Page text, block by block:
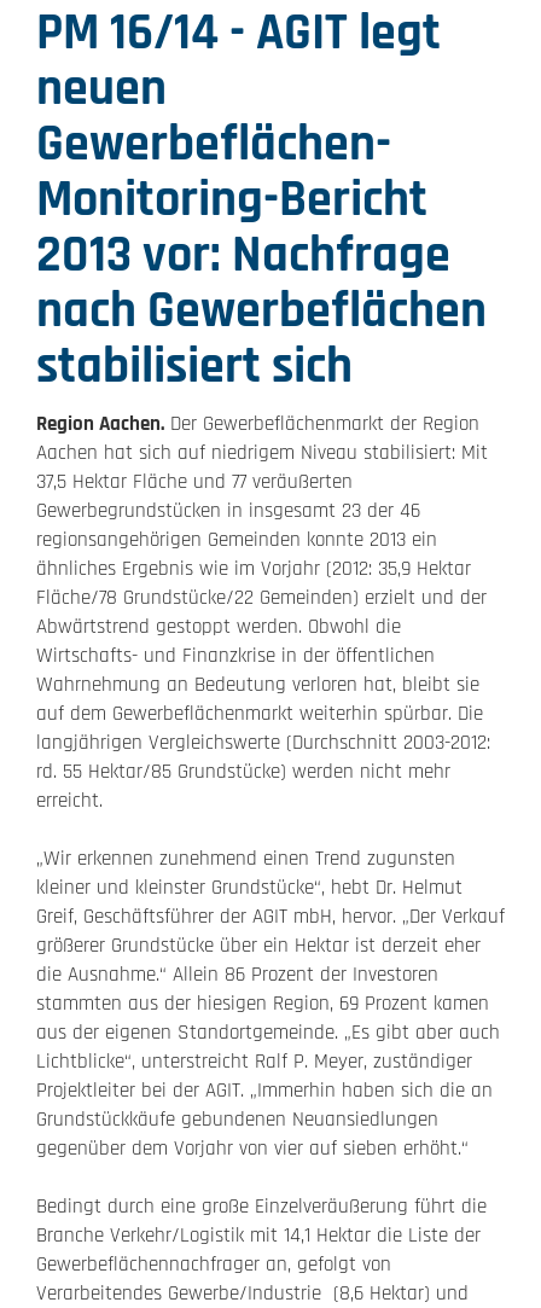
PM 16/14 - AGIT legt
neuen
Gewerbeflächen-
Monitoring-Bericht
2013 vor: Nachfrage
nach Gewerbeflächen
stabilisiert sich
Region Aachen. Der Gewerbeflächenmarkt der Region
Aachen hat sich auf niedrigem Niveau stabilisiert: Mit
37,5 Hektar Fläche und 77 veräußerten
Gewerbegrundstücken in insgesamt 23 der 46
regionsangehörigen Gemeinden konnte 2013 ein
ähnliches Ergebnis wie im Vorjahr (2012: 35,9 Hektar
Fläche/78 Grundstücke/22 Gemeinden) erzielt und der
Abwärtstrend gestoppt werden. Obwohl die
Wirtschafts- und Finanzkrise in der öffentlichen
Wahrnehmung an Bedeutung verloren hat, bleibt sie
auf dem Gewerbeflächenmarkt weiterhin spürbar. Die
langjährigen Vergleichswerte (Durchschnitt 2003-2012:
rd. 55 Hektar/85 Grundstücke) werden nicht mehr
erreicht.
„Wir erkennen zunehmend einen Trend zugunsten
kleiner und kleinster Grundstücke“, hebt Dr. Helmut
Greif, Geschäftsführer der AGIT mbH, hervor. „Der Verkauf
größerer Grundstücke über ein Hektar ist derzeit eher
die Ausnahme.“ Allein 86 Prozent der Investoren
stammten aus der hiesigen Region, 69 Prozent kamen
aus der eigenen Standortgemeinde. „Es gibt aber auch
Lichtblicke“, unterstreicht Ralf P. Meyer, zuständiger
Projektleiter bei der AGIT. „Immerhin haben sich die an
Grundstückkäufe gebundenen Neuansiedlungen
gegenüber dem Vorjahr von vier auf sieben erhöht.“
Bedingt durch eine große Einzelveräußerung führt die
Branche Verkehr/Logistik mit 14,1 Hektar die Liste der
Gewerbeflächennachfrager an, gefolgt von
Verarbeitendes Gewerbe/Industrie (8,6 Hektar) und